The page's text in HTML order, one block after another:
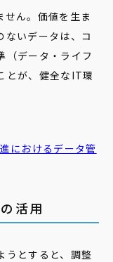
せん。価値を生ま
ないデータは、コ
（データ・ライフ
とが、健全なIT環
におけるデータ管
活用
うとすると、調整